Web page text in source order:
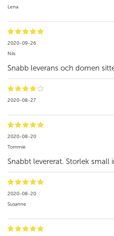
Lena
2020-09-26
Nils
Snabb leverans och domen
2020-08-27
2020-08-20
Tommie
Snabbt levererat. Storlek small
2020-08-20
Susanne